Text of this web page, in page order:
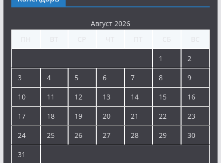
Август 2026
1 2
3 4 5 6 7 8 9
10 11 12 13 14 15 16
17 18 19 20 21 22 23
24 25 26 27 28 29 30
31